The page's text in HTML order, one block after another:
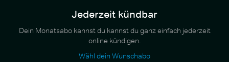
Jederzeit kündbar
Dein Monatsabo kannst du kannst du ganz einfach jederzeit
online kündigen.
Wähl dein Wunschabo